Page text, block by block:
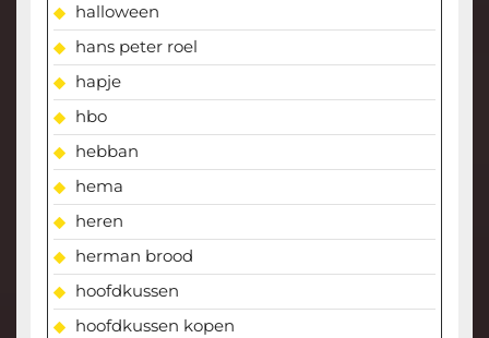
halloween
hans peter roel
hapje
hbo
hebban
hema
heren
herman brood
hoofdkussen
hoofdkussen kopen